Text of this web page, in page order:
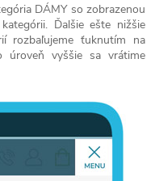
DÁMY so zobrazenou
Ďalšie ešte nižšie
rozbaľujeme ťuknutím na
vyššie sa vrátime